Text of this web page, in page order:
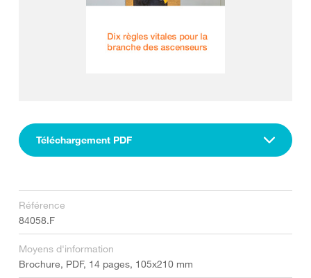
Téléchargement PDF
Référence
84058.F
Moyens d'information
Brochure, PDF, 14 pages, 105x210 mm